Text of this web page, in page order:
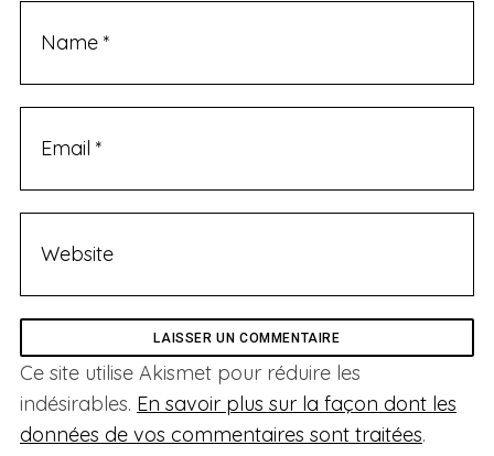
Ce site utilise Akismet pour réduire les
indésirables. En savoir plus sur la façon dont les
données de vos commentaires sont traitées.